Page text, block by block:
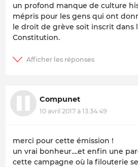
un profond manque de culture
mépris pour les gens qui ont
le droit de grève soit inscrit dans
Constitution.
Compunet
10 avril 2017 à 13:34:49
merci pour cette émission !
un vrai bonheur....et enfin une
cette campagne où la filouterie